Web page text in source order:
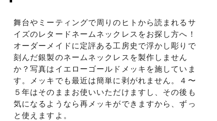
舞台やミーティングで周りのヒトから読まれるサ
イズのレタードネームネックレスをお探し方へ！
オーダーメイドに定評ある工房史で浮かし彫りで
刻んだ銀製のネームネックレスを製作しません
か？写真はイエローゴールドメッキを施していま
す。メッキでも最近は簡単に剥がれません。４〜
５年はそのままお使いいただけますし、その後も
気になるようなら再メッキができますから、ずっ
と使えますよ。